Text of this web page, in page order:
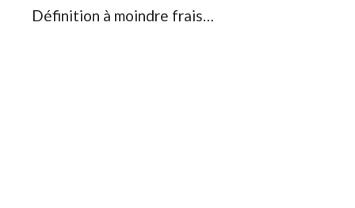
Définition à moindre frais…